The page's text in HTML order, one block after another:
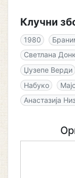
Клучни
1980
Светлана
Џузепе Верди
Набуко
Анастазија